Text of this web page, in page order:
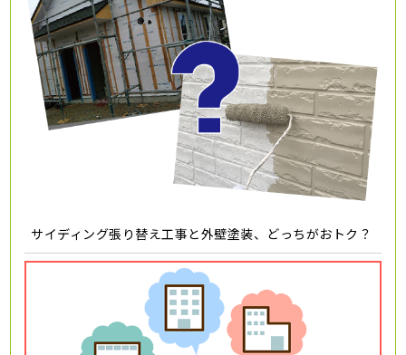
サイディング張り替え工事と外壁塗装、どっちがおトク？